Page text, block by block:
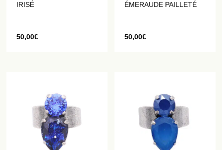
IRISÉ
50,00€
ÉMERAUDE PAILLETÉ
50,00€